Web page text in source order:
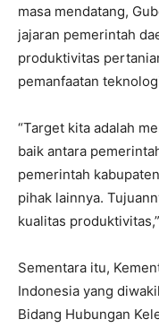
masa mendatang,
jajaran pemerintah
produktivitas
pemanfaatan
“Target kita adalah
baik antara
pemerintah
pihak lainnya.
kualitas
Sementara itu,
Indonesia yang
Bidang Hubungan